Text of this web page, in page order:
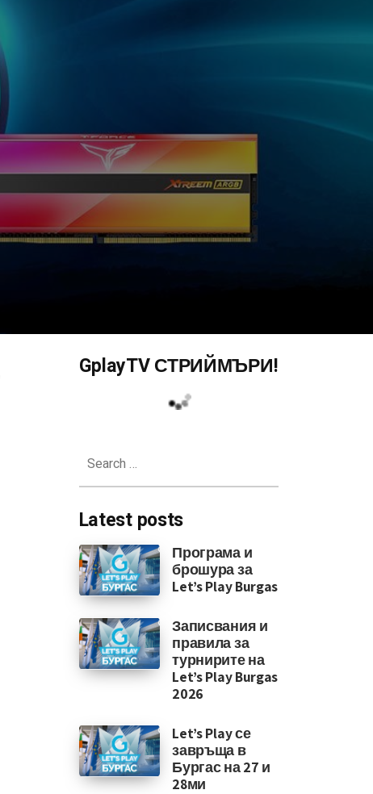
GplayTV СТРИЙМЪРИ!
for:
Latest posts
Програма и
брошура за
Let’s Play Burgas
Записвания и
правила за
турнирите на
Let’s Play Burgas
2026
Let’s Play се
завръща в
Бургас на 27 и
28ми